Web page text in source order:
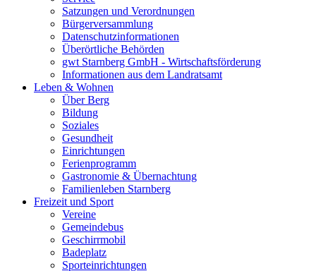
Satzungen und Verordnungen
Bürgerversammlung
Datenschutzinformationen
Überörtliche Behörden
gwt Starnberg GmbH - Wirtschaftsförderung
Informationen aus dem Landratsamt
Leben & Wohnen
Über Berg
Bildung
Soziales
Gesundheit
Einrichtungen
Ferienprogramm
Gastronomie & Übernachtung
Familienleben Starnberg
Freizeit und Sport
Vereine
Gemeindebus
Geschirrmobil
Badeplatz
Sporteinrichtungen